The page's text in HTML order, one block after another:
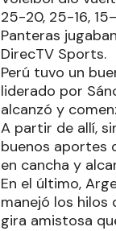
25-20, 25-16,
Panteras
DirecTV Sports.
Perú tuvo un
liderado por
alcanzó y
A partir de allí,
buenos aportes
en cancha y
En el último,
manejó los hilos
gira amistosa